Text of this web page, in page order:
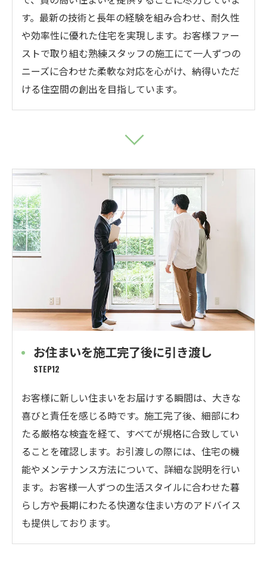
す。最新の技術と長年の経験を組み合わせ、耐久性
や効率性に優れた住宅を実現します。お客様ファー
ストで取り組む熟練スタッフの施工にて一人ずつの
ニーズに合わせた柔軟な対応を心がけ、納得いただ
ける住空間の創出を目指しています。
お住まいを施工完了後に引き渡し
STEP12
お客様に新しい住まいをお届けする瞬間は、大きな
喜びと責任を感じる時です。施工完了後、細部にわ
たる厳格な検査を経て、すべてが規格に合致してい
ることを確認します。お引渡しの際には、住宅の機
能やメンテナンス方法について、詳細な説明を行い
ます。お客様一人ずつの生活スタイルに合わせた暮
らし方や長期にわたる快適な住まい方のアドバイス
も提供しております。